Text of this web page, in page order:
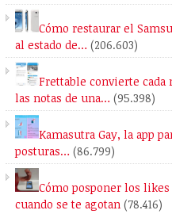
Cómo restaurar el
al estado de… (206.603)
Frettable convierte cada
las notas de una… (95.398)
Kamasutra Gay, la app
posturas… (86.799)
Cómo posponer los
cuando se te agotan (78.416)